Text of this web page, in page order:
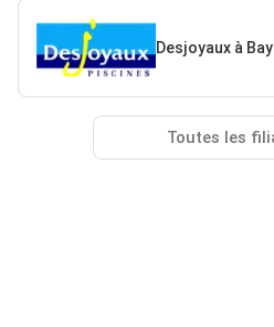
Desjoyaux à
Toutes les